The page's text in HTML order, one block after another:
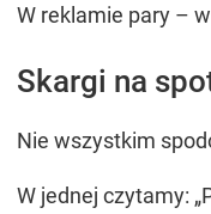
W reklamie pary –
Skargi na
Nie wszystkim
W jednej czytamy: